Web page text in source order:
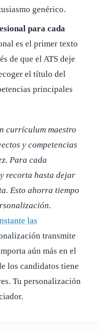
genérico.
para cada
es el primer texto
de que el ATS deje
el título del
principales
currículum maestro
y competencias
Para cada
recorta hasta dejar
Esto ahorra tiempo
las
transmite
aún más en el
los candidatos tiene
Tu personalización